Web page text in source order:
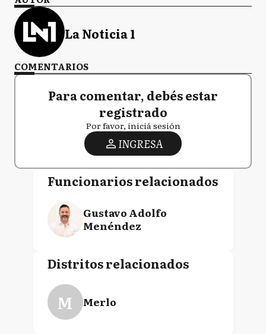
La Noticia 1
COMENTARIOS
Para comentar, debés estar
registrado
Por favor, iniciá sesión
INGRESA
Funcionarios relacionados
Gustavo Adolfo
Menéndez
Distritos relacionados
M Merlo